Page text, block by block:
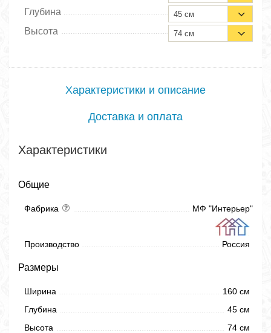
Глубина 45 см
Высота 74 см
Характеристики и описание
Доставка и оплата
Характеристики
Общие
Фабрика МФ "Интерьер"
Производство Россия
Размеры
Ширина
160 см
Глубина
45 см
Высота
74 см